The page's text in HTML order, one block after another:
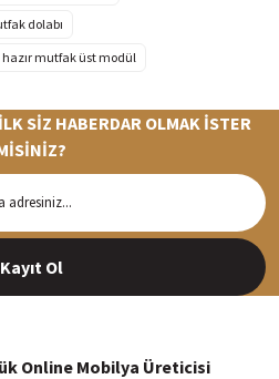
dolabı
hazır mutfak üst modül
kargoya verilir
SİZ HABERDAR OLMAK İSTER
Kayıt Ol
Online Mobilya Üreticisi